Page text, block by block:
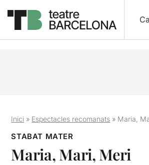
Inici » Espectacles recomanats » Maria,
STABAT MATER
Maria, Mari, Meri